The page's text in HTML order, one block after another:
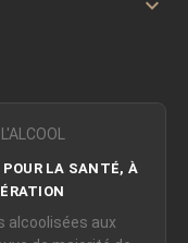

POUR LA SANTÉ, À
alcoolisées aux